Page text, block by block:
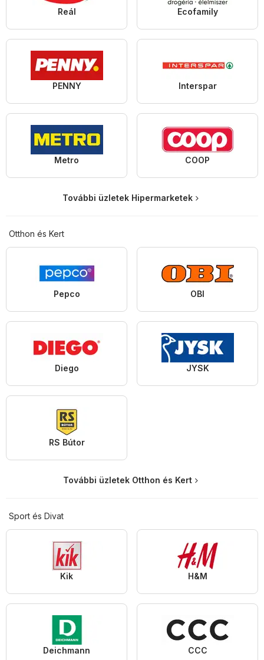
Reál Ecofamily
PENNY Interspar
Metro COOP
További üzletek Hipermarketek
Otthon és Kert
Pepco OBI
Diego JYSK
RS Bútor
További üzletek Otthon és Kert
Sport és Divat
Kik H&M
Deichmann CCC